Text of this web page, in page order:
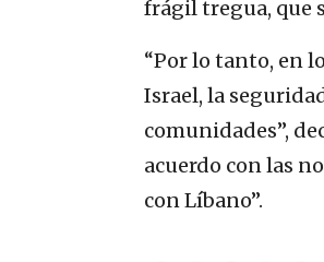
frágil tregua, que
“Por lo tanto, en
Israel, la
comunidades”,
acuerdo con las
con Líbano”.